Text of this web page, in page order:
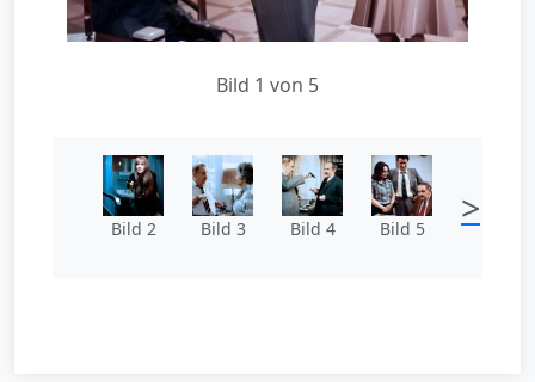
Bild 1 von 5
Bild 2 Bild 3 Bild 4 Bild 5 >